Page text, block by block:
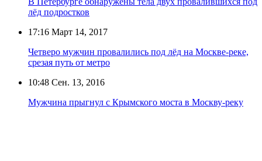
лёд подростков
17:16 Март 14, 2017
Четверо мужчин провалились под лёд на Москве-реке,
срезая путь от метро
10:48 Сен. 13, 2016
Мужчина прыгнул с Крымского моста в Москву-реку